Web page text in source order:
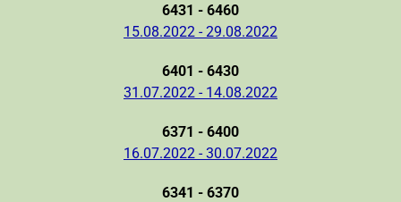
6431 - 6460
15.08.2022 - 29.08.2022
6401 - 6430
31.07.2022 - 14.08.2022
6371 - 6400
16.07.2022 - 30.07.2022
6341 - 6370